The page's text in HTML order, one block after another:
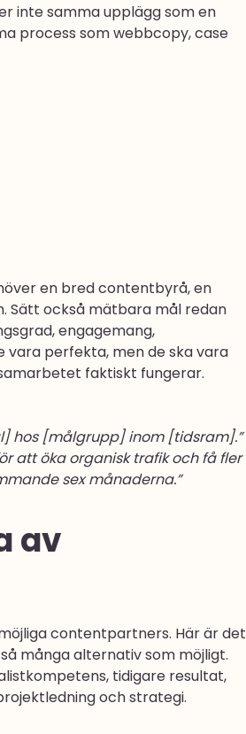
inte samma upplägg som en
process som webbcopy, case
en bred contentbyrå, en
Sätt också mätbara mål redan
engagemang,
vara perfekta, men de ska vara
faktiskt fungerar.
hos [målgrupp] inom [tidsram].”
att öka organisk trafik och få fler
sex månaderna.”
av
contentpartners. Här är det
många alternativ som möjligt.
tidigare resultat,
och strategi.